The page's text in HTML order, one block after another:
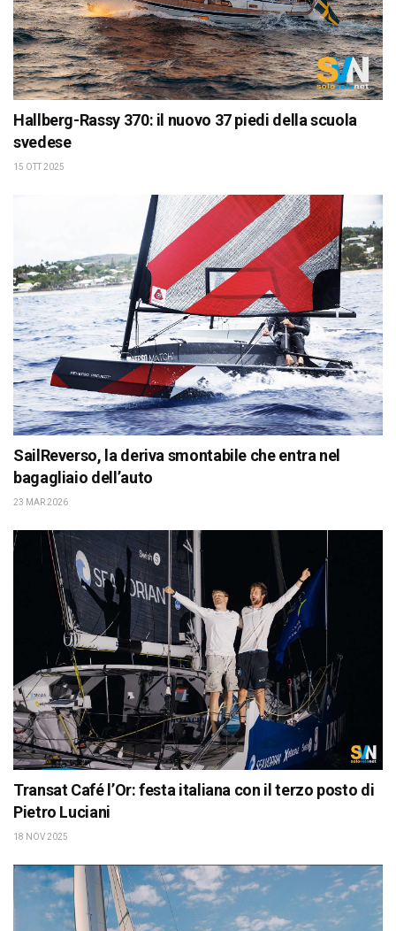
Hallberg-Rassy 370: il nuovo 37 piedi della scuola
svedese
15 OTT 2025
SailReverso, la deriva smontabile che entra nel
bagagliaio dell’auto
23 MAR 2026
Transat Café l’Or: festa italiana con il terzo posto di
Pietro Luciani
18 NOV 2025